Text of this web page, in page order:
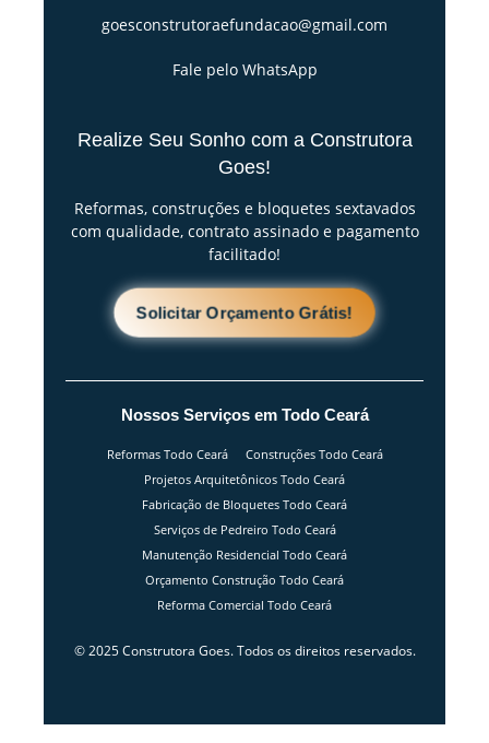
goesconstrutoraefundacao@gmail.com
Fale pelo WhatsApp
Realize Seu Sonho com a Construtora
Goes!
Reformas, construções e bloquetes sextavados
com qualidade, contrato assinado e pagamento
facilitado!
Solicitar Orçamento Grátis!
Nossos Serviços em Todo Ceará
Reformas Todo Ceará
Construções Todo Ceará
Projetos Arquitetônicos Todo Ceará
Fabricação de Bloquetes Todo Ceará
Serviços de Pedreiro Todo Ceará
Manutenção Residencial Todo Ceará
Orçamento Construção Todo Ceará
Reforma Comercial Todo Ceará
© 2025 Construtora Goes. Todos os direitos reservados.